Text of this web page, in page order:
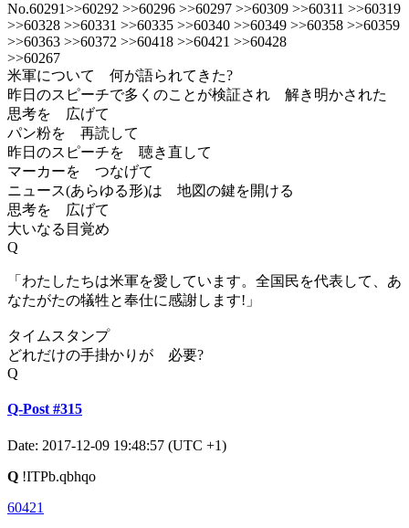
No.60291>>60292 >>60296 >>60297 >>60309 >>60311 >>60319
>>60328 >>60331 >>60335 >>60340 >>60349 >>60358 >>60359
>>60363 >>60372 >>60418 >>60421 >>60428
>>60267
米軍について 何が語られてきた?
昨日のスピーチで多くのことが検証され 解き明かされた
思考を 広げて
パン粉を 再読して
昨日のスピーチを 聴き直して
マーカーを つなげて
ニュース(あらゆる形)は 地図の鍵を開ける
思考を 広げて
大いなる目覚め
Q
「わたしたちは米軍を愛しています。全国民を代表して、あ
なたがたの犠牲と奉仕に感謝します!」
タイムスタンプ
どれだけの手掛かりが 必要?
Q
Q-Post #315
Date: 2017-12-09 19:48:57 (UTC +1)
Q !ITPb.qbhqo
60421